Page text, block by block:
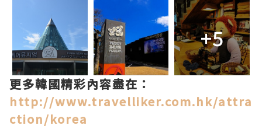
+5
更多韓國精彩內容盡在：
http://www.travelliker.com.hk/attra
ction/korea